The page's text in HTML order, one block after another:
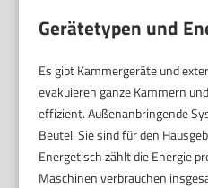
Gerätetypen und
Es gibt Kammergeräte und
evakuieren ganze Kammern
effizient. Außenanbringende
Beutel. Sie sind für den
Energetisch zählt die Energie
Maschinen verbrauchen